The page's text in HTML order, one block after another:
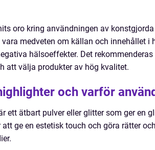
oro kring användningen av
medveten om källan och innehållet i
hälsoeffekter. Det
att välja produkter av hög kvalitet.
och varför
ett ätbart pulver eller glitter som ger en
ge en estetisk touch och göra rätter